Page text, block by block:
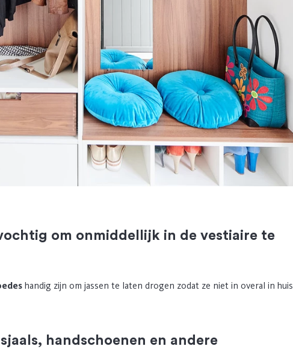
om onmiddellijk in de vestiaire te
handig zijn om jassen te laten drogen zodat ze niet in overal in huis
handschoenen en andere